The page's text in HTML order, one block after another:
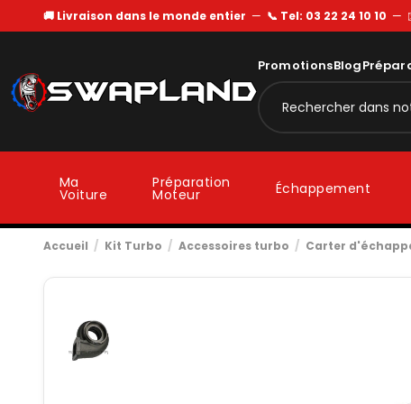
🚚 Livraison dans le monde entier — 📞 Tel: 03 22 24 10 10 —
PromotionsBlog
Ma
Voiture
Préparation
Moteur Échappement
Accueil Kit Turbo Accessoires turbo Carter